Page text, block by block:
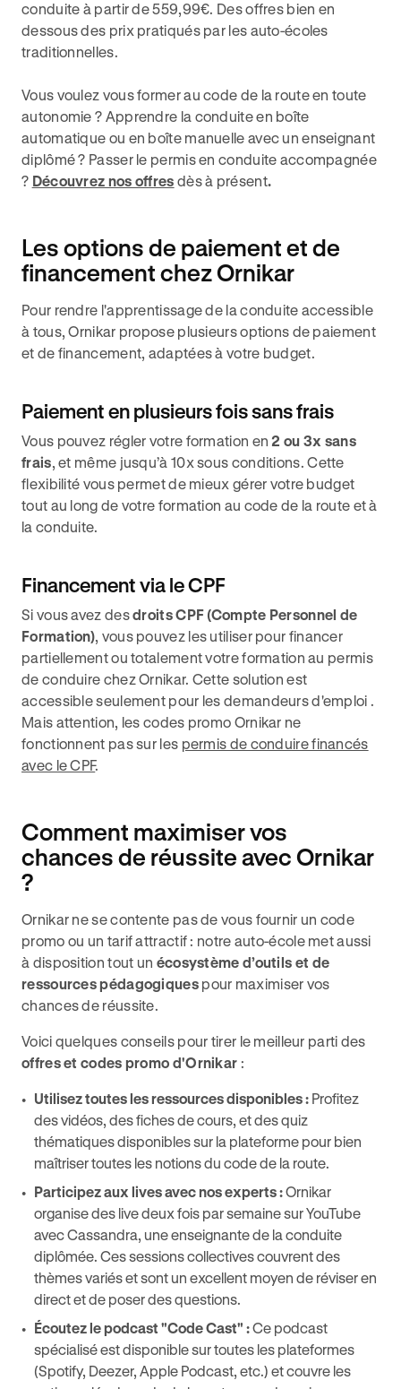
conduite à partir de 559,99€. Des offres bien en
dessous des prix pratiqués par les auto-écoles
traditionnelles.
Vous voulez vous former au code de la route en toute
autonomie ? Apprendre la conduite en boîte
automatique ou en boîte manuelle avec un enseignant
diplômé ? Passer le permis en conduite accompagnée
? Découvrez nos offres dès à présent.
Les options de paiement et de
financement chez Ornikar
Pour rendre l'apprentissage de la conduite accessible
à tous, Ornikar propose plusieurs options de paiement
et de financement, adaptées à votre budget.
Paiement en plusieurs fois sans frais
Vous pouvez régler votre formation en 2 ou 3x sans
frais , et même jusqu’à 10x sous conditions. Cette
flexibilité vous permet de mieux gérer votre budget
tout au long de votre formation au code de la route et à
la conduite.
Financement via le CPF
Si vous avez desdroits CPF (Compte Personnel de
Formation) , vous pouvez les utiliser pour financer
partiellement ou totalement votre formation au permis
de conduire chez Ornikar. Cette solution est
accessible seulement pour les demandeurs d'emploi .
Mais attention, les codes promo Ornikar ne
fonctionnent pas sur les permis de conduire financés
avec le CPF.
Comment maximiser vos
chances de réussite avec Ornikar
?
Ornikar ne se contente pas de vous fournir un code
promo ou un tarif attractif : notre auto-école met aussi
à disposition tout un écosystème d’outils et de
ressources pédagogiquespour maximiser vos
chances de réussite.
Voici quelques conseils pour tirer le meilleur parti des
offres et codes promo d'Ornikar :
Utilisez toutes les ressources disponibles : Profitez
des vidéos, des fiches de cours, et des quiz
thématiques disponibles sur la plateforme pour bien
maîtriser toutes les notions du code de la route.
Participez aux lives avec nos experts :Ornikar
organise des live deux fois par semaine sur YouTube
avec Cassandra, une enseignante de la conduite
diplômée. Ces sessions collectives couvrent des
thèmes variés et sont un excellent moyen de réviser en
direct et de poser des questions​.
Écoutez le podcast "Code Cast" :Ce podcast
spécialisé est disponible sur toutes les plateformes
(Spotify, Deezer, Apple Podcast, etc.) et couvre les